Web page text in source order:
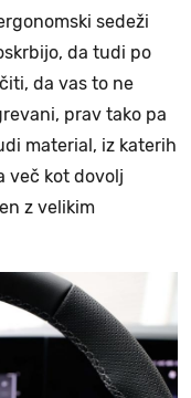
sedeži
da tudi po
da vas to ne
prav tako pa
material, iz katerih
več kot dovolj
z velikim